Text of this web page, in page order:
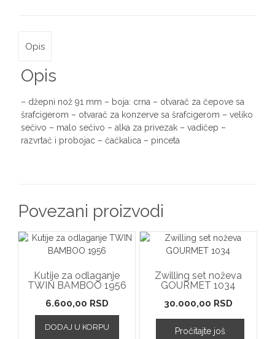
Opis
Opis
– džepni nož 91 mm – boja: crna – otvarač za čepove sa
šrafcigerom – otvarač za konzerve sa šrafcigerom – veliko
sečivo – malo sečivo – alka za privezak – vadičep –
razvrtač i probojac – čačkalica – pinceta
Povezani proizvodi
Kutije za odlaganje
TWIN BAMBOO 1956
6.600,00 RSD
DODAJ U KORPU
Zwilling set noževa
GOURMET 1034
30.000,00 RSD
Pročitajte još